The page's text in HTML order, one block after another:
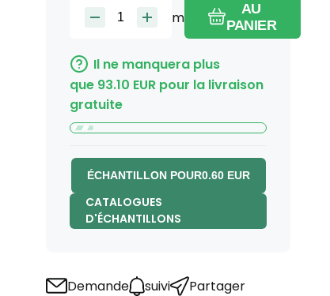
m
AU
PANIER
Il ne manquera plus
que 93.10 EUR pour la livraison
gratuite
ÉCHANTILLON POUR0.60 EUR
CATALOGUES
D'ÉCHANTILLONS
Demande suivi Partager